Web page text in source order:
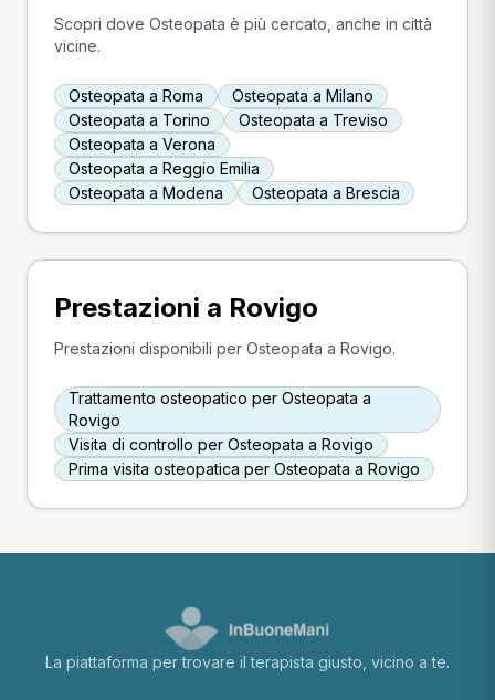
Scopri dove Osteopata è più cercato, anche in città
vicine.
Osteopata a Roma
Osteopata a Milano
Osteopata a Torino
Osteopata a Treviso
Osteopata a Verona
Osteopata a Reggio Emilia
Osteopata a Modena
Osteopata a Brescia
Prestazioni a Rovigo
Prestazioni disponibili per Osteopata a Rovigo.
Trattamento osteopatico per Osteopata a
Rovigo
Visita di controllo per Osteopata a Rovigo
Prima visita osteopatica per Osteopata a Rovigo
La piattaforma per trovare il terapista giusto, vicino a te.